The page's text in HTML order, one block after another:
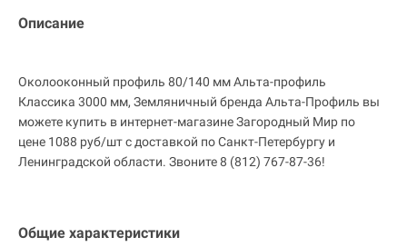
Описание
Околооконный профиль 80/140 мм Альта-профиль
Классика 3000 мм, Земляничный бренда Альта-Профиль вы
можете купить в интернет-магазине Загородный Мир по
цене 1088 руб/шт с доставкой по Санкт-Петербургу и
Ленинградской области. Звоните 8 (812) 767-87-36!
Общие характеристики